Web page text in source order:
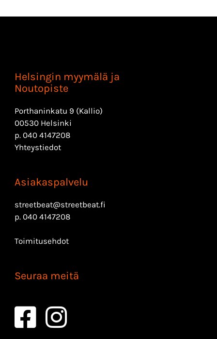
Helsingin myymälä ja
Noutopiste
Porthaninkatu 9 (Kallio)
00530 Helsinki
p. 040 4147208
Yhteystiedot
Asiakaspalvelu
streetbeat@streetbeat.fi
p. 040 4147208
Toimitusehdot
Seuraa meitä